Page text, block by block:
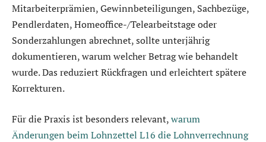
Mitarbeiterprämien, Gewinnbeteiligungen, Sachbezüge,
Pendlerdaten, Homeoffice-/Telearbeitstage oder
Sonderzahlungen abrechnet, sollte unterjährig
dokumentieren, warum welcher Betrag wie behandelt
wurde. Das reduziert Rückfragen und erleichtert spätere
Korrekturen.
Für die Praxis ist besonders relevant,warum
Änderungen beim Lohnzettel L16 die Lohnverrechnung